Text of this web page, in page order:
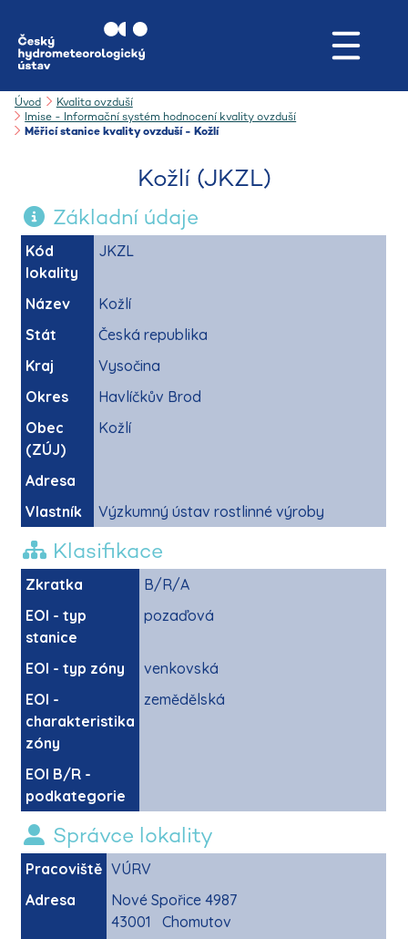
Úvod
Kvalita ovzduší
Imise - Informační systém hodnocení kvality ovzduší
Měřicí stanice kvality ovzduší - Kožlí
Kožlí (JKZL)
Základní údaje
Kód
lokality
JKZL
Název
Kožlí
Stát
Česká republika
Kraj
Vysočina
Okres
Havlíčkův Brod
Obec
(ZÚJ)
Kožlí
Adresa
Vlastník
Výzkumný ústav rostlinné výroby
Klasifikace
Zkratka
B/R/A
EOI - typ
stanice
pozaďová
EOI - typ zóny
venkovská
EOI -
charakteristika
zóny
zemědělská
EOI B/R -
podkategorie
Správce lokality
Pracoviště VÚRV
Adresa
Nové Spořice 4987
43001 Chomutov